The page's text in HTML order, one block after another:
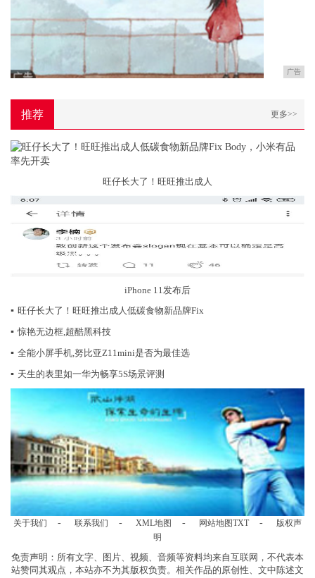
广告
推荐 更多>>
旺仔长大了！旺旺推出成人
iPhone 11发布后
▪ 旺仔长大了！旺旺推出成人低碳食物新品牌Fix
▪ 惊艳无边框,超酷黑科技
▪ 全能小屏手机,努比亚Z11mini是否为最佳选
▪ 天生的表里如一华为畅享5S场景评测
关于我们 - 联系我们 - XML地图 - 网站地图TXT -
版权声
明
免责声明：所有文字、图片、视频、音频等资料均来自互联网，不代表本
站赞同其观点，本站亦不为其版权负责。相关作品的原创性、文中陈述文